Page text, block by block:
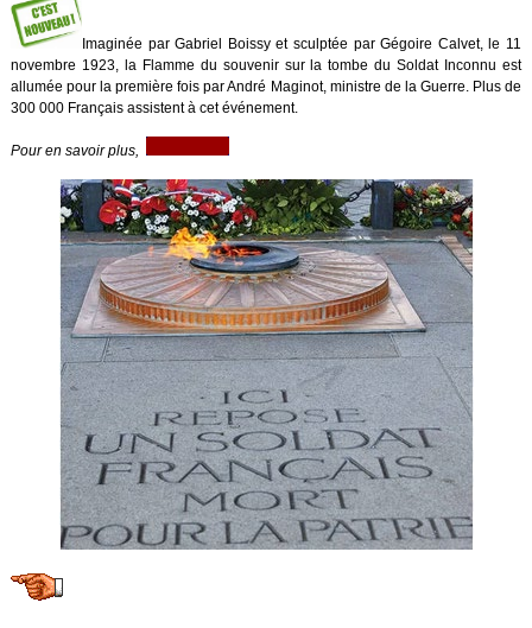
Imaginée par Gabriel Boissy et sculptée par Gégoire Calvet, le 11
novembre 1923, la Flamme du souvenir sur la tombe du Soldat Inconnu est
allumée pour la première fois par André Maginot, ministre de la Guerre. Plus de
300 000 Français assistent à cet événement.
Pour en savoir plus,